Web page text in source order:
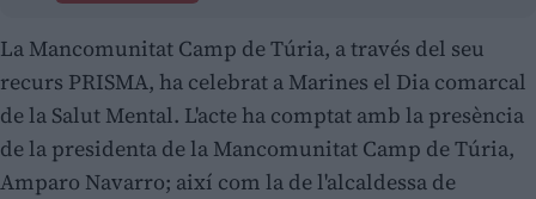
La Mancomunitat Camp de Túria, a través del seu
recurs PRISMA, ha celebrat a Marines el Dia comarcal
de la Salut Mental. L'acte ha comptat amb la presència
de la presidenta de la Mancomunitat Camp de Túria,
Amparo Navarro; així com la de l'alcaldessa de